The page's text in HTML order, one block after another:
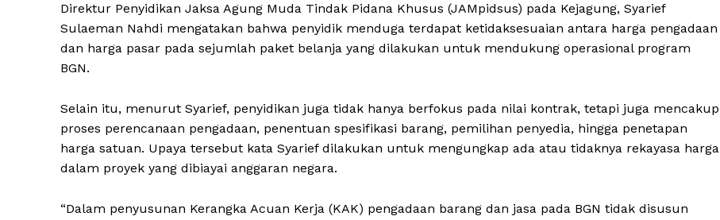
Direktur Penyidikan Jaksa Agung Muda Tindak Pidana Khusus (JAMpidsus) pada Kejagung, Syarief
Sulaeman Nahdi mengatakan bahwa penyidik menduga terdapat ketidaksesuaian antara harga pengadaan
dan harga pasar pada sejumlah paket belanja yang dilakukan untuk mendukung operasional program
BGN.
Selain itu, menurut Syarief, penyidikan juga tidak hanya berfokus pada nilai kontrak, tetapi juga mencakup
proses perencanaan pengadaan, penentuan spesifikasi barang, pemilihan penyedia, hingga penetapan
harga satuan. Upaya tersebut kata Syarief dilakukan untuk mengungkap ada atau tidaknya rekayasa harga
dalam proyek yang dibiayai anggaran negara.
“Dalam penyusunan Kerangka Acuan Kerja (KAK) pengadaan barang dan jasa pada BGN tidak disusun